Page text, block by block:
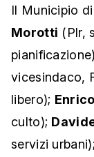
Il Municipio
Morotti (Plr,
vicesindaco,
libero);
culto);
servizi urbani);